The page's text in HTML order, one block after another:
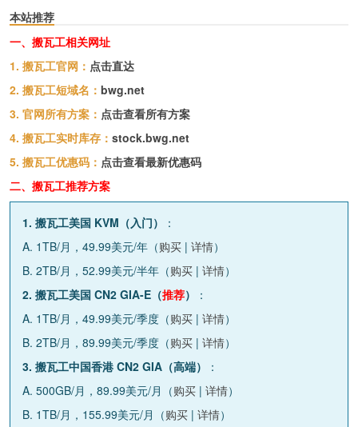
本站推荐
一、搬瓦工相关网址
1. 搬瓦工官网： 点击直达
2. 搬瓦工短域名： bwg.net
3. 官网所有方案： 点击查看所有方案
4. 搬瓦工实时库存： stock.bwg.net
5. 搬瓦工优惠码： 点击查看最新优惠码
二、搬瓦工推荐方案
1. 搬瓦工美国 KVM（入门）
：
A. 1TB/月，49.99美元/年（购买 | 详情）
B. 2TB/月，52.99美元/半年（购买 | 详情）
2. 搬瓦工美国 CN2 GIA-E（推荐）
：
A. 1TB/月，49.99美元/季度（购买 | 详情）
B. 2TB/月，89.99美元/季度（购买 | 详情）
3. 搬瓦工中国香港 CN2 GIA（高端）
：
A. 500GB/月，89.99美元/月（购买 | 详情）
B. 1TB/月，155.99美元/月（购买 | 详情）